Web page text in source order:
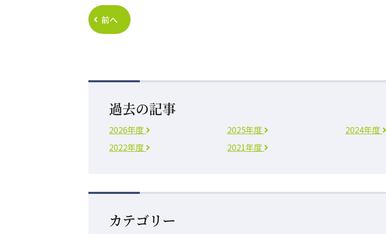
前へ
過去の記事
2026年度 2025年度 2024年度
2022年度
2021年度
カテゴリー